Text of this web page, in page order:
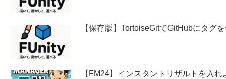
【保存版】TortoiseGitでGitHubにタグ
【FM24】インスタントリザルトを入れ